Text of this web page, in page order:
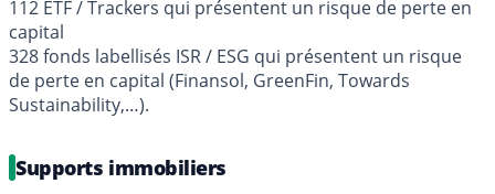
112 ETF / Trackers qui présentent un risque de perte en
capital
328 fonds labellisés ISR / ESG qui présentent un risque
de perte en capital (Finansol, GreenFin, Towards
Sustainability,…).
Supports immobiliers